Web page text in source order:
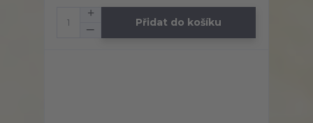
Přidat do košíku